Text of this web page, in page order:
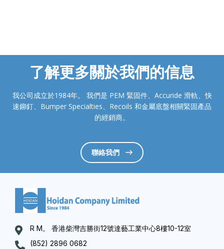
了解更多關於我們的信息
我公司成立於1984年。 我們是 PEM 緊固件、Accuride 滑軌、快
速鉚釘、Bumper Specialties、Recoils 和金屬底盤相關緊固產品
的經銷商。
聯絡我們
R M。 香港柴灣吉勝街12號達藝工業中心8樓10-12室
(852) 2896 0682